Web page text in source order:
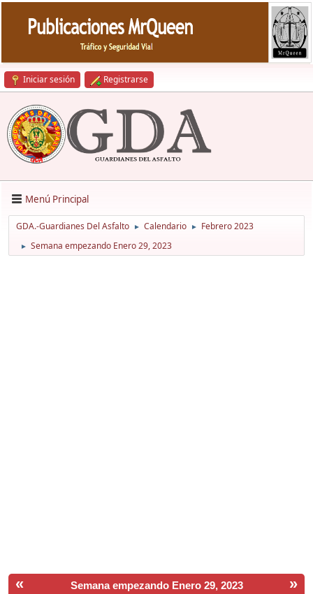
Iniciar sesión Registrarse
Menú Principal
GDA.-Guardianes Del Asfalto ► Calendario ► Febrero 2023
► Semana empezando Enero 29, 2023
« »
Semana empezando Enero 29, 2023